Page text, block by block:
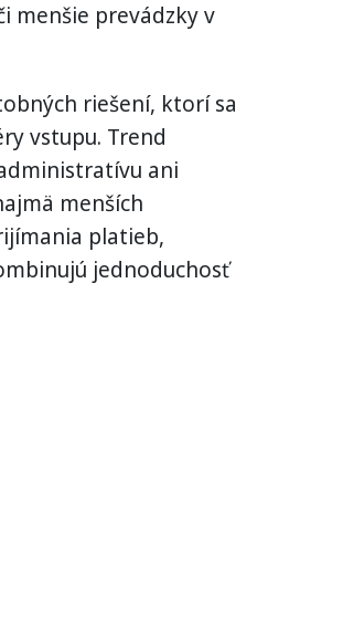
menšie prevádzky v
riešení, ktorí sa
vstupu. Trend
ani
menších
platieb,
jednoduchosť